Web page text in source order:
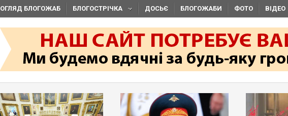
ОГЛЯД БЛОГОЖАБ БЛОГОСТРІЧКА ДОСЬЄ БЛОГОЖАБИ ФОТО ВІДЕО